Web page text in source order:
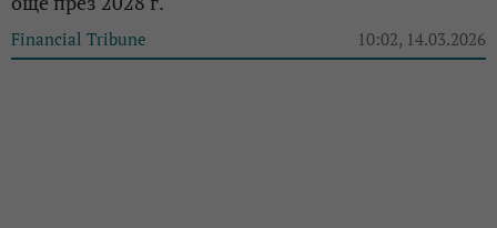
Financial Tribune 10:02, 14.03.2026